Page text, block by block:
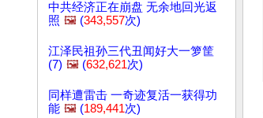
中共经济正在崩盘 无余地回光返
照 🖼️ (343,557次)
江泽民祖孙三代丑闻好大一箩筐
(7) 🖼️ (632,621次)
同样遭雷击 一奇迹复活一获得功
能 🖼️ (189,441次)